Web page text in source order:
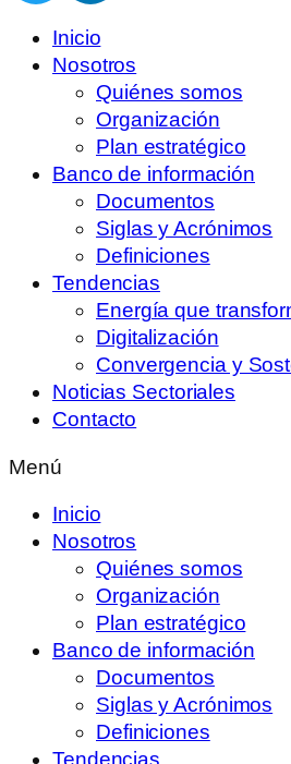
Inicio
Nosotros
Quiénes somos
Organización
Plan estratégico
Banco de información
Documentos
Siglas y Acrónimos
Definiciones
Tendencias
Energía que
Digitalización
Convergencia y
Noticias Sectoriales
Contacto
Menú
Inicio
Nosotros
Quiénes somos
Organización
Plan estratégico
Banco de información
Documentos
Siglas y Acrónimos
Definiciones
Tendencias